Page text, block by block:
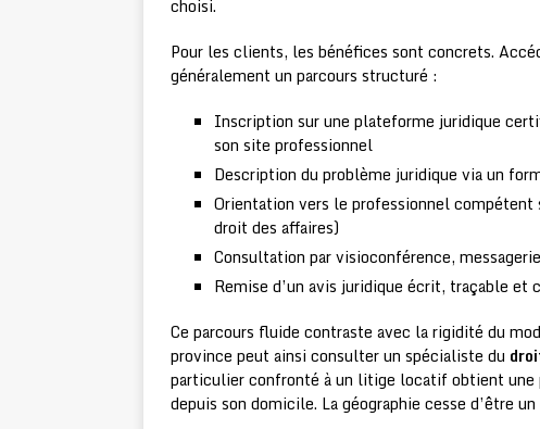
choisi.
Pour les clients, les bénéfices sont concrets.
généralement un parcours structuré :
Inscription sur une plateforme juridique
son site professionnel
Description du problème juridique via un
Orientation vers le professionnel
droit des affaires)
Consultation par visioconférence,
Remise d’un avis juridique écrit, traçable
Ce parcours fluide contraste avec la rigidité du
province peut ainsi consulter un spécialiste du
particulier confronté à un litige locatif obtient une
depuis son domicile. La géographie cesse d’être